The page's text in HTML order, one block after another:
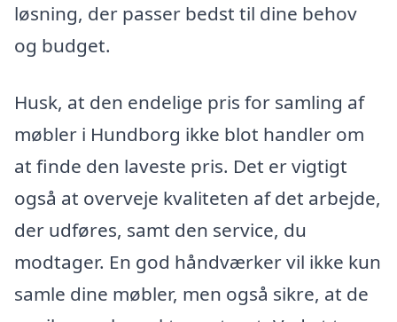
løsning, der passer bedst til dine behov
og budget.
Husk, at den endelige pris for samling af
møbler i Hundborg ikke blot handler om
at finde den laveste pris. Det er vigtigt
også at overveje kvaliteten af det arbejde,
der udføres, samt den service, du
modtager. En god håndværker vil ikke kun
samle dine møbler, men også sikre, at de